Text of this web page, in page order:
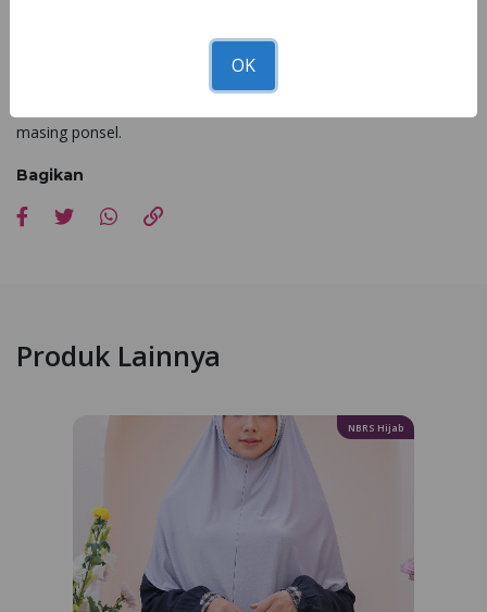
Catatan: Tingkat kemiripan antara foto dan produk asli sekitar
masing ponsel.
Bagikan
Produk Lainnya
NBRS Hijab
OK